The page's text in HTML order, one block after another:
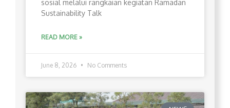
sosial melalui rangkaian kegiatan Ramadan
Sustainability Talk
READ MORE »
June 8, 2026 No Comments